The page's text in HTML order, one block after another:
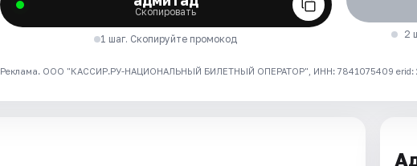
Скопировать
1 шаг. Скопируйте промокод
2
Реклама. ООО "КАССИР.РУ-НАЦИОНАЛЬНЫЙ БИЛЕТНЫЙ ОПЕРАТОР", ИНН: 7841075409 erid: